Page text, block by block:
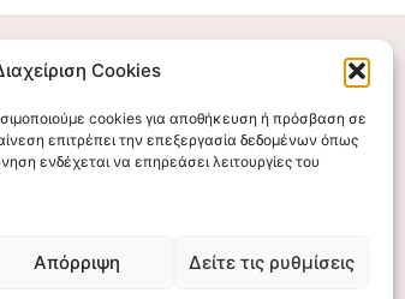
Cookies
cookies για αποθήκευση ή πρόσβαση σε
επιτρέπει την επεξεργασία δεδομένων όπως
ενδέχεται να επηρεάσει λειτουργίες του
Απόρριψη Δείτε τις ρυθμίσεις
stigmalogou@gmail.com